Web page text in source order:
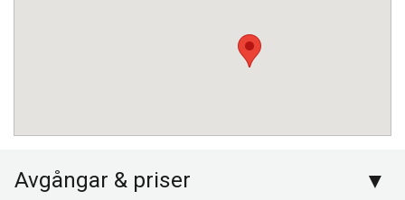
Avgångar & priser